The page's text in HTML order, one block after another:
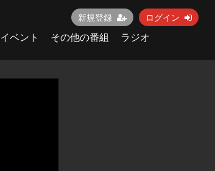
新規登録 ログイン
イベント その他の番組
ラジオ